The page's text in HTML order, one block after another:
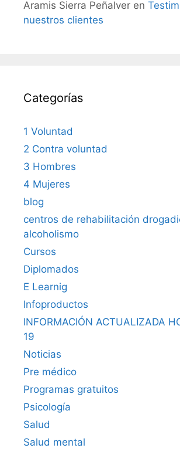
Aramis Sierra Peñalver en
nuestros clientes
Categorías
1 Voluntad
2 Contra voluntad
3 Hombres
4 Mujeres
blog
centros de rehabilitación
alcoholismo
Cursos
Diplomados
E Learnig
Infoproductos
INFORMACIÓN ACTUALIZADA
19
Noticias
Pre médico
Programas gratuitos
Psicología
Salud
Salud mental